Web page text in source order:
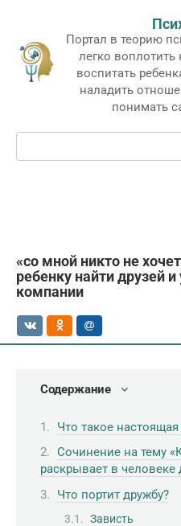
контенту
Портал в теорию
легко воплотить
воспитать
наладить
понимать
Поиск:
«со мной никто не
ребенку найти друзей
компании
Содержание
Что такое
Сочинение на тему
раскрывает в человеке
Что портит дружбу?
Зависть